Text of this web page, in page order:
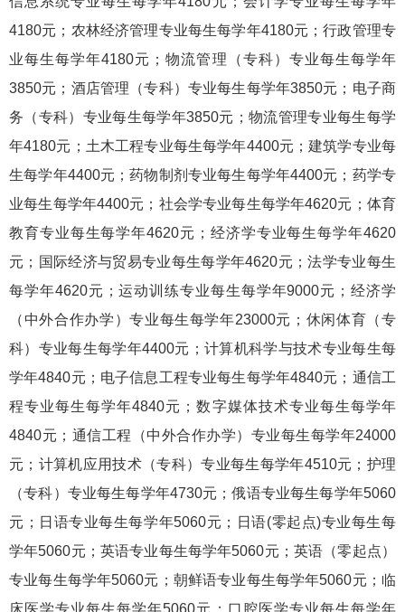
4180元；农林经济管理专业每生每学年4180元；行政管理专
业每生每学年4180元；物流管理（专科）专业每生每学年
3850元；酒店管理（专科）专业每生每学年3850元；电子商
务（专科）专业每生每学年3850元；物流管理专业每生每学
年4180元；土木工程专业每生每学年4400元；建筑学专业每
生每学年4400元；药物制剂专业每生每学年4400元；药学专
业每生每学年4400元；社会学专业每生每学年4620元；体育
教育专业每生每学年4620元；经济学专业每生每学年4620
元；国际经济与贸易专业每生每学年4620元；法学专业每生
每学年4620元；运动训练专业每生每学年9000元；经济学
（中外合作办学）专业每生每学年23000元；休闲体育（专
科）专业每生每学年4400元；计算机科学与技术专业每生每
学年4840元；电子信息工程专业每生每学年4840元；通信工
程专业每生每学年4840元；数字媒体技术专业每生每学年
4840元；通信工程（中外合作办学）专业每生每学年24000
元；计算机应用技术（专科）专业每生每学年4510元；护理
（专科）专业每生每学年4730元；俄语专业每生每学年5060
元；日语专业每生每学年5060元；日语(零起点)专业每生每
学年5060元；英语专业每生每学年5060元；英语（零起点）
专业每生每学年5060元；朝鲜语专业每生每学年5060元；临
床医学专业每生每学年5060元；口腔医学专业每生每学年